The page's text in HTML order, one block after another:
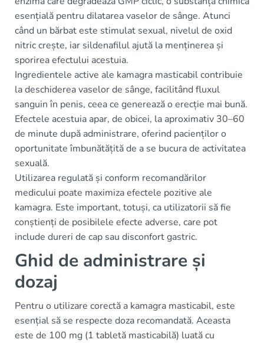
esențială pentru dilatarea vaselor de sânge. Atunci
când un bărbat este stimulat sexual, nivelul de oxid
nitric crește, iar sildenafilul ajută la menținerea și
sporirea efectului acestuia.
Ingredientele active ale kamagra masticabil contribuie
la deschiderea vaselor de sânge, facilitând fluxul
sanguin în penis, ceea ce generează o erecție mai bună.
Efectele acestuia apar, de obicei, la aproximativ 30–60
de minute după administrare, oferind pacienților o
oportunitate îmbunătățită de a se bucura de activitatea
sexuală.
Utilizarea regulată și conform recomandărilor
medicului poate maximiza efectele pozitive ale
kamagra. Este important, totuși, ca utilizatorii să fie
conștienți de posibilele efecte adverse, care pot
include dureri de cap sau disconfort gastric.
Ghid de administrare și
dozaj
Pentru o utilizare corectă a kamagra masticabil, este
esențial să se respecte doza recomandată. Aceasta
este de 100 mg (1 tabletă masticabilă) luată cu